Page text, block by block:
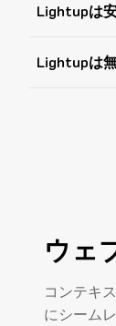
Lightupは
Lightupは
ウェ
コンテキ
にシーム